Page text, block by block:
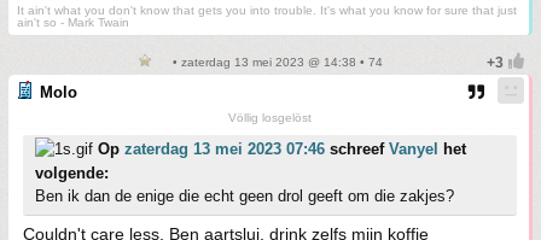
It ain't what you don't know that gets you into trouble. It's what you know for sure that just
ain't so - Mark Twain
• zaterdag 13 mei 2023 @ 14:38 • 74
Molo
Völlig losgelöst
Op zaterdag 13 mei 2023 07:46 schreef Vanyel
het
volgende:
Ben ik dan de enige die echt geen drol geeft om die zakjes?
Couldn't care less. Ben aartslui, drink zelfs mijn koffie